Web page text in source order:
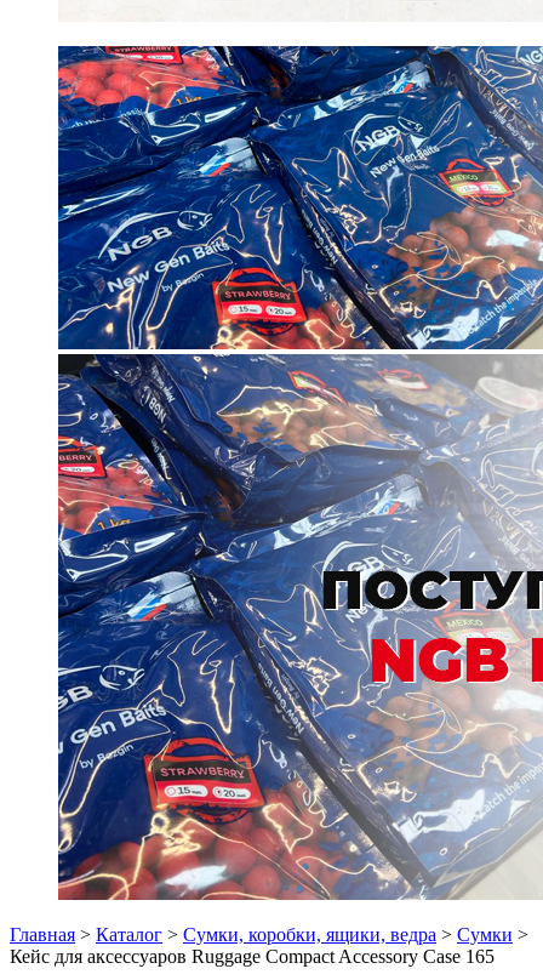
Главная > Каталог > Сумки, коробки, ящики, ведра > Сумки >
Кейс для аксессуаров Ruggage Compact Accessory Case 165